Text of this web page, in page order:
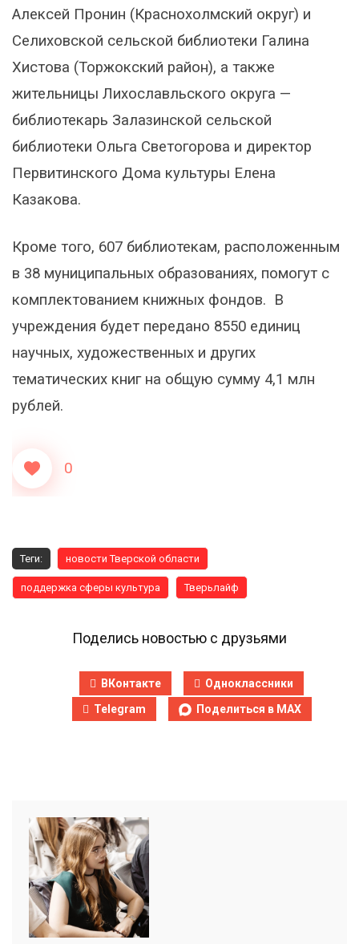
Алексей Пронин (Краснохолмский округ) и
Селиховской сельской библиотеки Галина
Хистова (Торжокский район), а также
жительницы Лихославльского округа —
библиотекарь Залазинской сельской
библиотеки Ольга Светогорова и директор
Первитинского Дома культуры Елена
Казакова.
Кроме того, 607 библиотекам, расположенным
в 38 муниципальных образованиях, помогут с
комплектованием книжных фондов. В
учреждения будет передано 8550 единиц
научных, художественных и других
тематических книг на общую сумму 4,1 млн
рублей.
0
Теги: новости Тверской области
поддержка сферы культура Тверьлайф
Поделись новостью с друзьями
ВКонтакте
Одноклассники
Telegram
Поделиться в MAX